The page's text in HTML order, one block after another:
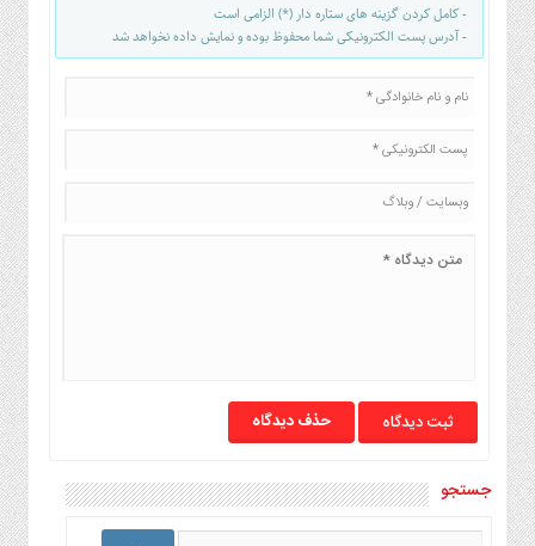
- کامل کردن گزینه های ستاره دار (*) الزامی است
- آدرس پست الکترونیکی شما محفوظ بوده و نمایش داده نخواهد شد
حذف دیدگاه
جستجو